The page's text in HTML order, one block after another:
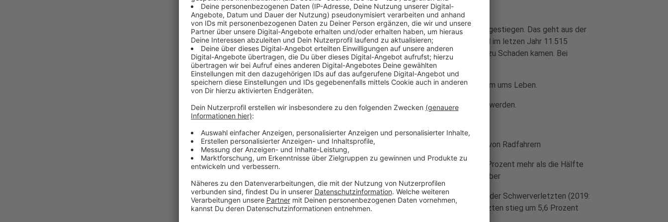
In Münster ist die Zahl der Verkehrsunfälle im Stadtgebiet leicht gestiegen. Das geht aus der
aktuelle Verkehrs-Unfall-Statistik der Stadt hervor. Demnach sind im letzen Jahr 11.515
Unfälle passiert (+6,9 Prozent), davon 1.365 bei denen Personen zu Schaden kamen. Bei
diesen Unfällen wurden
1.583 Personen verletzt (+0,8 Prozent). Eine Pedelec-Fahrerin kam ums Leben.
Besonders Radfahrer sind gefährdet in einen Unfall verwickelt zu werden.
Im letzten Jahr verunglückten bei 1.182 Unfällen mit Beteiligung von Radfahrern
799 Radler und 74 Pedelec-Fahrer in Münster. Sie stellen mit 55 Prozent mehr als die Hälfte
aller Verunglückten in der Stadt. "Fehler beim Abbiegen sind mit über
Eine positive Entwicklung gab es bei den Unfallfolgen. Die Anzahl der Schwerverletzten (2019:
205) ging um fast 27 Prozent zurück. Die Anzahl der Leichtverletzten stieg um 5,6 Prozent